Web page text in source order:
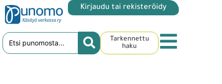
Kirjaudu tai rekisteröidy
Tarkennettu
haku